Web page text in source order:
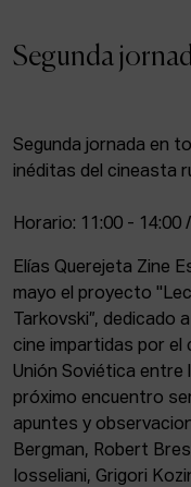
Segunda
Segunda jornada en
inéditas del cineasta
Horario: 11:00 - 14:00
Elías Querejeta Zine
mayo el proyecto
Tarkovski”, dedicado
cine impartidas por el
Unión Soviética entre
próximo encuentro
apuntes y
Bergman, Robert
Iosseliani, Grigori